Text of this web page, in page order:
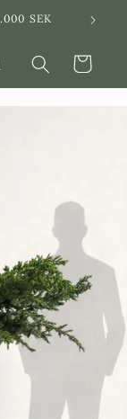
SEK
Varukorg